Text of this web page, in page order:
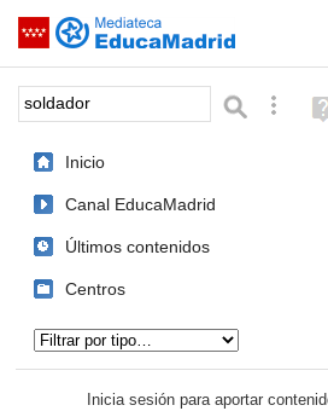
Saltar navegación
Palabra o frase:
(en
Inicio
Canal EducaMadrid
Últimos contenidos
Centros
Inicia sesión para aportar